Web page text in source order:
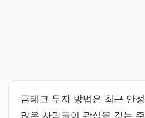
금테크 투자 방법은 최근 안
많은 사람들이 관심을 갖는